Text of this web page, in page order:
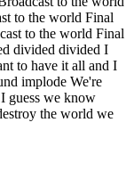
to the world Final
to the world Final
divided divided I
to have it all and I
implode We're
guess we know
the world we